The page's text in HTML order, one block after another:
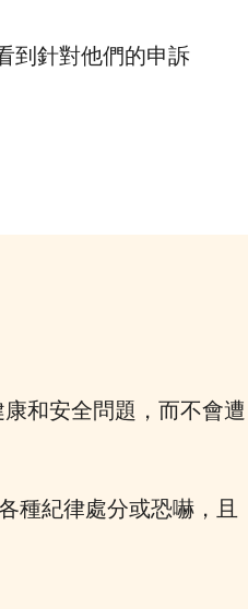
到針對他們的申訴
和安全問題，而不會遭
種紀律處分或恐嚇，且